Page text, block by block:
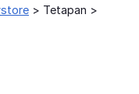
> Tetapan >